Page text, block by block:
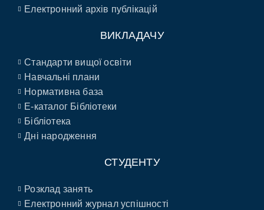
Електронний архів публікацій
ВИКЛАДАЧУ
Стандарти вищої освіти
Навчальні плани
Нормативна база
E-каталог Бібліотеки
Бібліотека
Дні народження
СТУДЕНТУ
Розклад занять
Електронний журнал успішності